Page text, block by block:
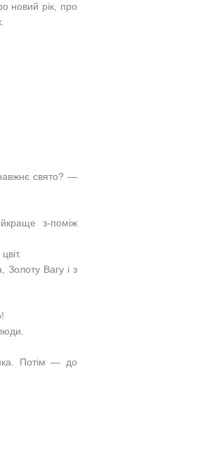
новий рік, про
свято? —
з-поміж
Золоту Вагу і з
Потім— до